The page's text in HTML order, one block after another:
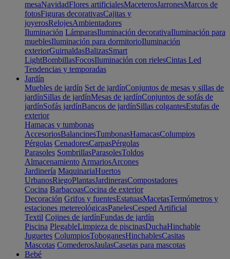
mesaNavidadFlores artificialesMaceterosJarronesMarcos de
fotosFiguras decorativasCajitas y
joyerosRelojesAmbientadores
Iluminación LámparasIluminación decorativaIluminación para
mueblesIluminación para dormitorioIluminación
exteriorGuirnaldasBalizasSmart
LightBombillasFocosIluminación con rielesCintas Led
Tendencias y temporadas
Jardín
Muebles de jardín Set de jardínConjuntos de mesas y sillas de
jardínSillas de jardínMesas de jardínConjuntos de sofás de
jardínSofás jardínBancos de jardínSillas colgantesEstufas de
exterior
Hamacas y tumbonas
AccesoriosBalancinesTumbonasHamacasColumpios
Pérgolas CenadoresCarpasPérgolas
Parasoles SombrillasParasolesToldos
Almacenamiento ArmariosArcones
Jardinería MaquinariaHuertos
UrbanosRiegoPlantasJardinerasCompostadores
Cocina BarbacoasCocina de exterior
Decoración Grifos y fuentesEstatuasMacetasTermómetros y
estaciones metereológicasPanelesCesped Artificial
Textil Cojines de jardínFundas de jardín
Piscina PlegableLimpieza de piscinasDuchaHinchable
Juguetes ColumpiosToboganesHinchablesCasitas
Mascotas ComederosJaulasCasetas para mascotas
Bebé